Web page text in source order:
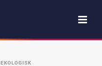
EKOLOGISK